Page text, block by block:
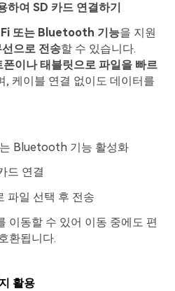
하여 SD 카드 연결하기
또는 Bluetooth 기능을 지원
으로 전송할 수 있습니다.
폰이나 태블릿으로 파일을 빠르
, 케이블 연결 없이도 데이터를
Bluetooth 기능 활성화
드 연결
파일 선택 후 전송
이동할 수 있어 이동 중에도 편
환됩니다.
활용